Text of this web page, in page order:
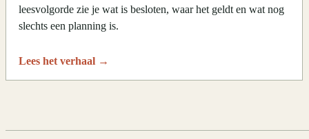
leesvolgorde zie je wat is besloten, waar het geldt en wat nog
slechts een planning is.
Lees het verhaal →